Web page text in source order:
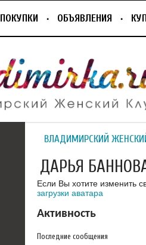
ПОКУПКИ ОБЪЯВЛЕНИЯ
ВЛАДИМИРСКИЙ
ДАРЬЯ
Если Вы хотите изменить
загрузки аватара
Активность
Последние сообщения